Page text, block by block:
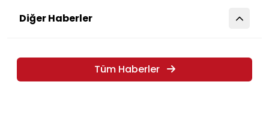
Diğer Haberler
Tüm Haberler